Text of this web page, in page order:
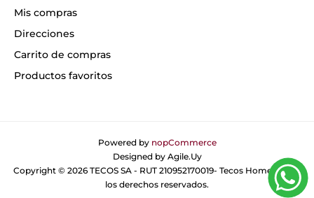
Mis compras
Direcciones
Carrito de compras
Productos favoritos
Powered by nopCommerce
Designed by Agile.Uy
Copyright © 2026 TECOS SA - RUT 210952170019- Tecos Home. Todos
los derechos reservados.